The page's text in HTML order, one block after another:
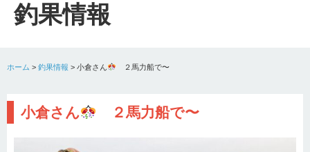
釣果情報
ホーム > 釣果情報 > 小倉さん ２馬力船で〜
小倉さん ２馬力船で〜